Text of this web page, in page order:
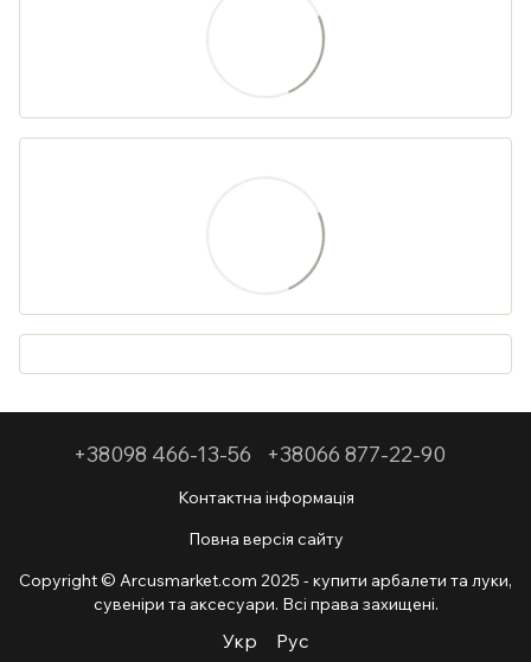
+38098 466-13-56 +38066 877-22-90
Контактна інформація
Повна версія сайту
Copyright © Arcusmarket.com 2025 - купити арбалети та луки,
сувеніри та аксесуари. Всі права захищені.
Укр Рус